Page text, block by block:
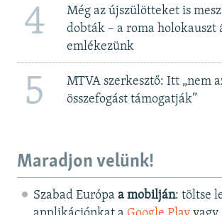
4
Még az újszülötteket is
dobták – a roma holokauszt
emlékezünk
5
MTVA szerkesztő: Itt „nem
összefogást támogatják”
Maradjon velünk!
Szabad Európa a mobilján: töltse